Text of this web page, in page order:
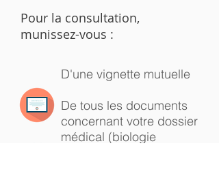
Pour la consultation,
munissez-vous :
D'une vignette mutuelle
De tous les documents
concernant votre dossier
médical (biologie